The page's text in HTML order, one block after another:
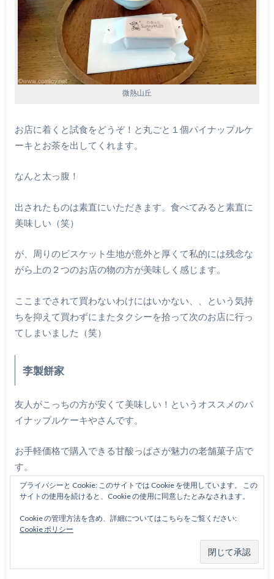
微熱山丘
お店に着くと試食をどうぞ！と丸ごと１個パイナップルケ
ーキとお茶を出してくれます。
なんと太っ腹！
出されたものは素直にいただきます。食べてみると素直に
美味しい（笑）
が、周りのビスケット生地が意外と厚くて私的には残念な
がら上の２つのお店の物の方が美味しく感じます。
ここまでされて買わないわけにはいかない、、という気持
ちを抑えて買わずにまたタクシーを拾って次のお店に行っ
てしまいました（笑）
李製餅家
友人がこっちの方が安くて美味しい！というオススメのパ
イナップルケーキやさんです。
お手軽価格で購入できる甘酸っぱさが魅力の老舗菓子店で
す。
アクセス
プライバシーと Cookie: このサイトでは Cookie を使用しています。 この
サイトの使用を続けると、Cookie の使用に同意したとみなされます。
Cookie の管理方法を含め、詳細についてはこちらをご覧ください:
Cookie ポリシー